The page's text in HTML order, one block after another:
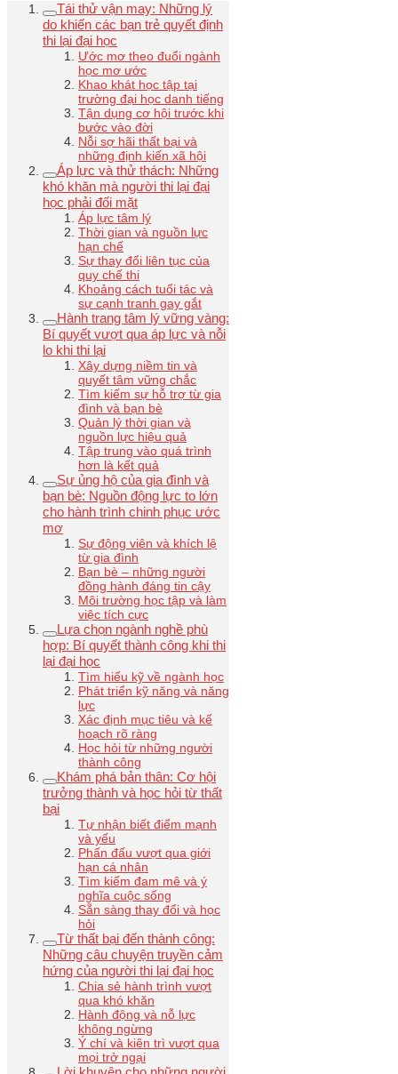
Tái thử vận may: Những lý
do khiến các bạn trẻ quyết định
thi lại đại học
Ước mơ theo đuổi ngành
học mơ ước
Khao khát học tập tại
trường đại học danh tiếng
Tận dụng cơ hội trước khi
bước vào đời
Nỗi sợ hãi thất bại và
những định kiến xã hội
Áp lực và thử thách: Những
khó khăn mà người thi lại đại
học phải đối mặt
Áp lực tâm lý
Thời gian và nguồn lực
hạn chế
Sự thay đổi liên tục của
quy chế thi
Khoảng cách tuổi tác và
sự cạnh tranh gay gắt
Hành trang tâm lý vững vàng:
Bí quyết vượt qua áp lực và nỗi
lo khi thi lại
Xây dựng niềm tin và
quyết tâm vững chắc
Tìm kiếm sự hỗ trợ từ gia
đình và bạn bè
Quản lý thời gian và
nguồn lực hiệu quả
Tập trung vào quá trình
hơn là kết quả
Sự ủng hộ của gia đình và
bạn bè: Nguồn động lực to lớn
cho hành trình chinh phục ước
mơ
Sự động viên và khích lệ
từ gia đình
Bạn bè – những người
đồng hành đáng tin cậy
Môi trường học tập và làm
việc tích cực
Lựa chọn ngành nghề phù
hợp: Bí quyết thành công khi thi
lại đại học
Tìm hiểu kỹ về ngành học
Phát triển kỹ năng và năng
lực
Xác định mục tiêu và kế
hoạch rõ ràng
Học hỏi từ những người
thành công
Khám phá bản thân: Cơ hội
trưởng thành và học hỏi từ thất
bại
Tự nhận biết điểm mạnh
và yếu
Phấn đấu vượt qua giới
hạn cá nhân
Tìm kiếm đam mê và ý
nghĩa cuộc sống
Sẵn sàng thay đổi và học
hỏi
Từ thất bại đến thành công:
Những câu chuyện truyền cảm
hứng của người thi lại đại học
Chia sẻ hành trình vượt
qua khó khăn
Hành động và nỗ lực
không ngừng
Ý chí và kiên trì vượt qua
mọi trở ngại